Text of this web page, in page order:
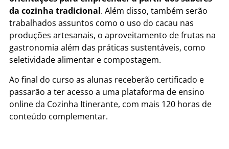
da cozinha tradicional. Além disso, também serão
trabalhados assuntos como o uso do cacau nas
produções artesanais, o aproveitamento de frutas na
gastronomia além das práticas sustentáveis, como
seletividade alimentar e compostagem.
Ao final do curso as alunas receberão certificado e
passarão a ter acesso a uma plataforma de ensino
online da Cozinha Itinerante, com mais 120 horas de
conteúdo complementar.